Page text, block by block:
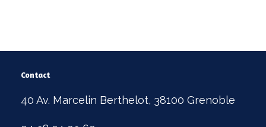
Contact
40 Av. Marcelin Berthelot, 38100 Grenoble